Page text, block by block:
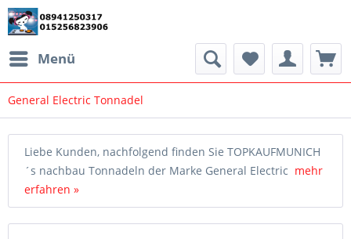
Menü
General Electric Tonnadel
Liebe Kunden, nachfolgend finden Sie TOPKAUFMUNICH
´s nachbau Tonnadeln der Marke General Electric mehr
erfahren »